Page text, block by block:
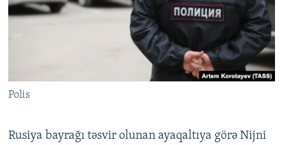
Polis
Rusiya bayrağı təsvir olunan ayaqaltıya görə Nijni